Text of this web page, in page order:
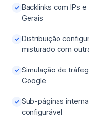
✓ Backlinks com IPs
Gerais
✓ Distribuição
misturado com
✓ Simulação de
Google
✓ Sub-páginas
configurável